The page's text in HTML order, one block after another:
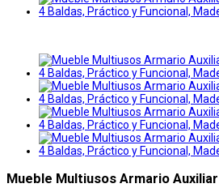
Mueble Multiusos Armario